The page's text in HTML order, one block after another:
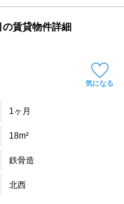
賃貸物件詳細
気になる
1ヶ月
18m²
鉄骨造
北西